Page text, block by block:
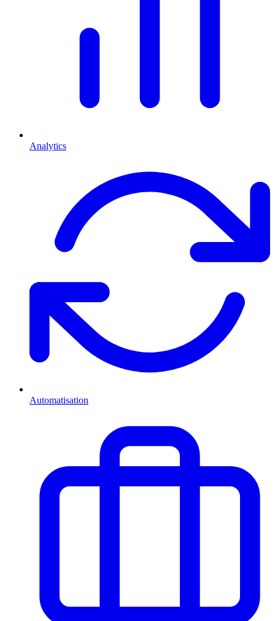
Analytics
Automatisation